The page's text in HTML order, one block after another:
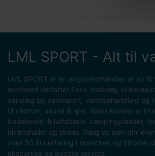
LML SPORT - Alt til
LML SPORT er en engrosforhandler af alt til
sortiment omfatter f.eks. badetøj,
vandleg og vandsport, vandbehandling og
til vådrum, sauna & spa. Vores kunder er
badelande, friluftsbade, campingpladser,
idrætshaller og skoler. Vælg os som din
over 50 års erfaring i branchen og tilbyder
ekspertise og bedste service.